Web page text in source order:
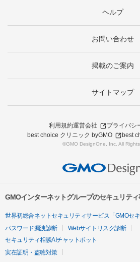
ヘルプ
お問い合わせ
掲載のご案内
サイトマップ
利用規約運営会社
プライバシ
best choice クリニック byGMO
best
©GMO DesignOne, Inc. All Rights
GMOインターネットグループのセキュリテ
世界初総合ネットセキュリティサービス「GMOセキ
パスワード漏洩診断
Webサイトリスク診断
セキュリティ相談AIチャットボット
実在証明・盗聴対策